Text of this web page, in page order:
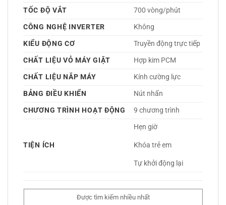
TỐC ĐỘ VẮT
700 vòng/phút
CÔNG NGHỆ INVERTER
Không
KIỂU ĐỘNG CƠ
Truyền động trực tiếp
CHẤT LIỆU VỎ MÁY GIẶT
Hợp kim PCM
CHẤT LIỆU NẮP MÁY
Kính cường lực
BẢNG ĐIỀU KHIỂN
Nút nhấn
CHƯƠNG TRÌNH HOẠT ĐỘNG
9 chương trình
TIỆN ÍCH
Hẹn giờ
Khóa trẻ em
Tự khởi động lại
Được tìm kiếm nhiều nhất